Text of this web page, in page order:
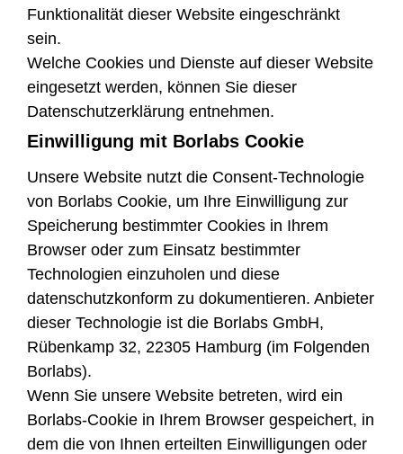
Funktionalität dieser Website eingeschränkt
sein.
Welche Cookies und Dienste auf dieser Website
eingesetzt werden, können Sie dieser
Datenschutzerklärung entnehmen.
Einwilligung mit Borlabs Cookie
Unsere Website nutzt die Consent-Technologie
von Borlabs Cookie, um Ihre Einwilligung zur
Speicherung bestimmter Cookies in Ihrem
Browser oder zum Einsatz bestimmter
Technologien einzuholen und diese
datenschutzkonform zu dokumentieren. Anbieter
dieser Technologie ist die Borlabs GmbH,
Rübenkamp 32, 22305 Hamburg (im Folgenden
Borlabs).
Wenn Sie unsere Website betreten, wird ein
Borlabs-Cookie in Ihrem Browser gespeichert, in
dem die von Ihnen erteilten Einwilligungen oder